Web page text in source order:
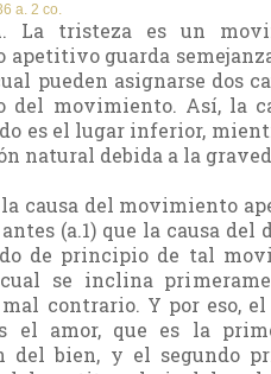
a. 2 co.
La tristeza es un
guarda
pueden asignarse dos
del movimiento. Así, la
es el lugar inferior,
natural debida a la
causa del movimiento
(a.1) que la causa
de principio de tal
se inclina
contrario. Y por eso,
el amor, que es la
del bien, y el segundo